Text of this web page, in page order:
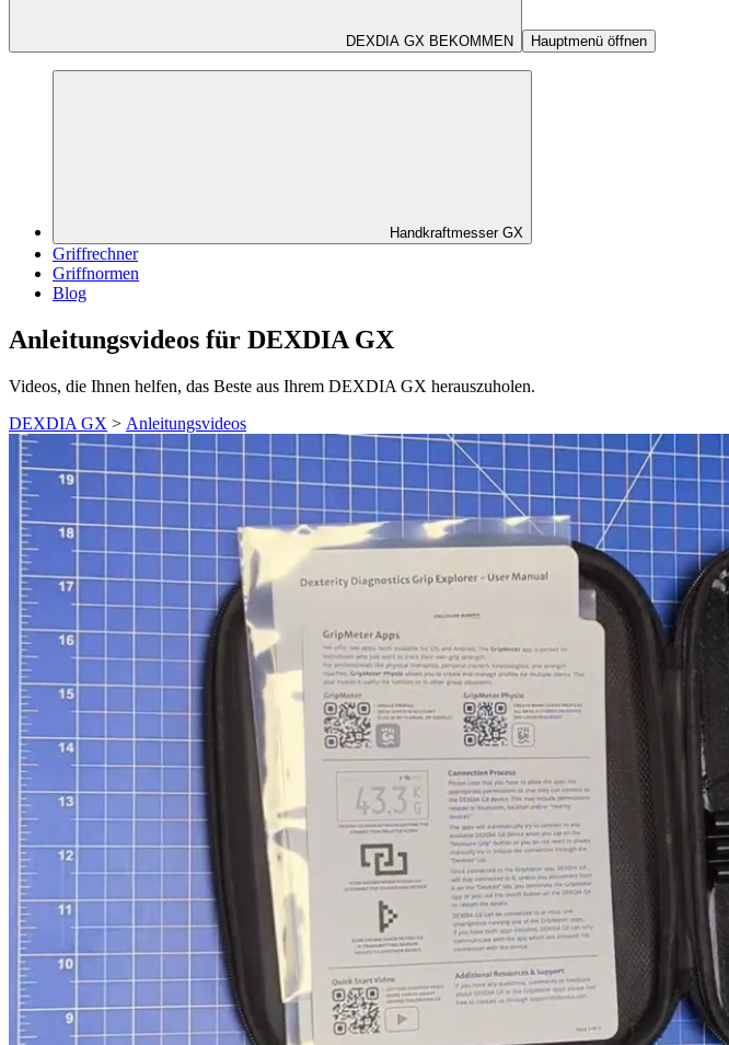
DEXDIA GX BEKOMMEN Hauptmenü öffnen
Handkraftmesser GX
Griffrechner
Griffnormen
Blog
Anleitungsvideos für DEXDIA GX
Videos, die Ihnen helfen, das Beste aus Ihrem DEXDIA GX herauszuholen.
DEXDIA GX > Anleitungsvideos